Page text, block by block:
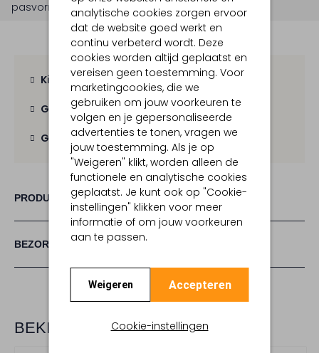
analytische cookies zorgen ervoor
dat de website goed werkt en
continu verbeterd wordt. Deze
cookies worden altijd geplaatst en
vereisen geen toestemming. Voor
marketingcookies, die we
gebruiken om jouw voorkeuren te
volgen en je gepersonaliseerde
advertenties te tonen, vragen we
jouw toestemming. Als je op
"Weigeren" klikt, worden alleen de
functionele en analytische cookies
geplaatst. Je kunt ook op "Cookie-
instellingen" klikken voor meer
informatie of om jouw voorkeuren
aan te passen.
Weigeren Accepteren
Cookie-instellingen
pasvorm is wide
Kies zelf je bezorgmoment
Gratis verzending vanaf € 100,-
Gratis retourbinnen 30 dagen
PRODUCT INFORMATIE
BEZORGEN & RETOURNEREN
BEKIJK MEER